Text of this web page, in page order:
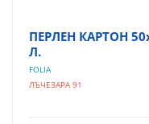
ПЕРЛЕН КАРТОН
Л.
FOLIA
ЛЪЧЕЗАРА 91